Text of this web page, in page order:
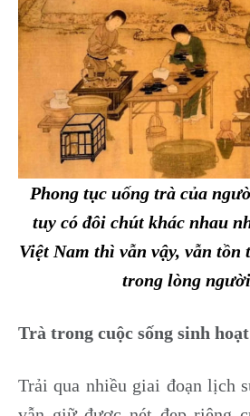
Phong tục uống trà của
tuy có đôi chút khác nhau
Việt Nam thì vẫn vậy, vẫn tồn
trong lòng
Trà trong cuộc sống sinh
Trải qua nhiều giai đoạn lịch